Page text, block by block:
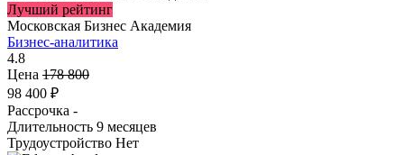
Лучший рейтинг
Московская Бизнес Академия
Бизнес-аналитика
4.8
Цена 178 800
98 400 ₽
Рассрочка -
Длительность 9 месяцев
Трудоустройство Нет